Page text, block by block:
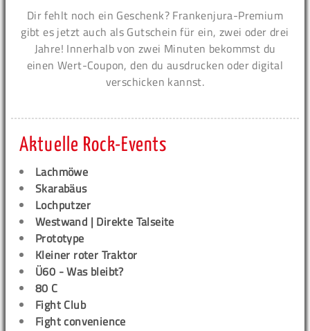
Dir fehlt noch ein Geschenk? Frankenjura-Premium
gibt es jetzt auch als Gutschein für ein, zwei oder drei
Jahre! Innerhalb von zwei Minuten bekommst du
einen Wert-Coupon, den du ausdrucken oder digital
verschicken kannst.
Aktuelle Rock-Events
Lachmöwe
Skarabäus
Lochputzer
Westwand | Direkte Talseite
Prototype
Kleiner roter Traktor
Ü60 - Was bleibt?
80 C
Fight Club
Fight convenience